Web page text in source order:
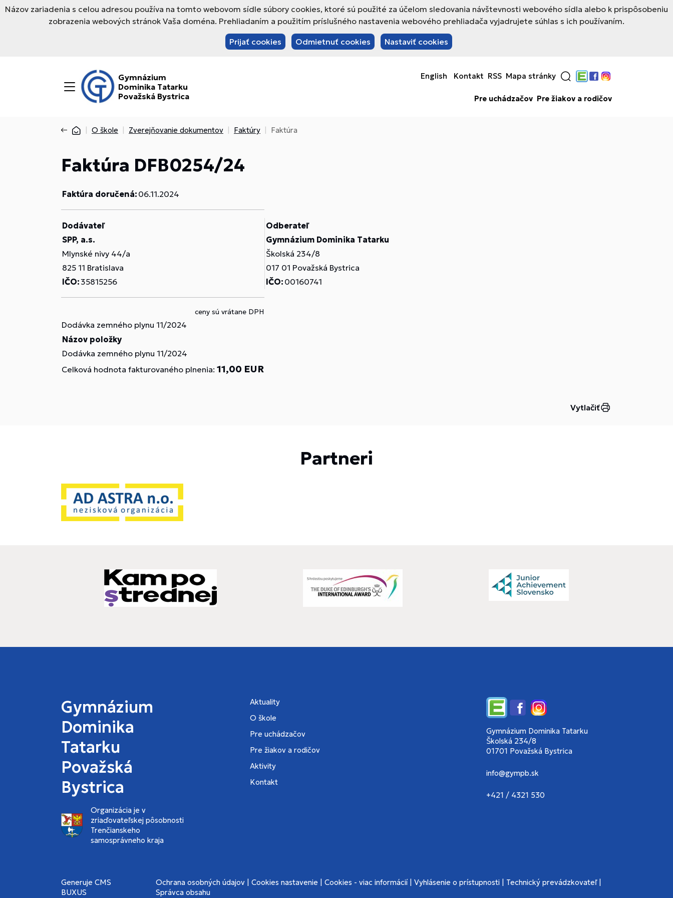
Názov zariadenia s celou adresou používa na tomto webovom sídle súbory cookies, ktoré sú použité za účelom sledovania návštevnosti webového sídla alebo k prispôsobeniu
zobrazenia webových stránok Vaša doména. Prehliadaním a použitím príslušného nastavenia webového prehliadača vyjadrujete súhlas s ich používaním.
Prijať cookies Odmietnuť cookies Nastaviť cookies
Gymnázium
Dominika Tatarku
Považská Bystrica
English Kontakt RSS Mapa stránky
Edupage
Facebook
Instagram
Pre uchádzačov Pre žiakov a rodičov
O škole Zverejňovanie dokumentov Faktúry Faktúra
Faktúra DFB0254/24
Faktúra doručená: 06.11.2024
Dodávateľ
SPP, a.s.
Mlynské nivy 44/a
825 11 Bratislava
IČO: 35815256
Odberateľ
Gymnázium Dominika Tatarku
Školská 234/8
017 01 Považská Bystrica
IČO: 00160741
ceny sú vrátane DPH
Dodávka zemného plynu 11/2024
Názov položky
Dodávka zemného plynu 11/2024
Celková hodnota fakturovaného plnenia: 11,00 EUR
Vytlačiť
Partneri
Gymnázium
Dominika
Tatarku
Považská
Bystrica
Organizácia je v
zriaďovateľskej pôsobnosti
Trenčianskeho
samosprávneho kraja
Aktuality
O škole
Pre uchádzačov
Pre žiakov a rodičov
Aktivity
Kontakt
EdupageFacebookInstagram
Gymnázium Dominika Tatarku
Školská 234/8
01701 Považská Bystrica
info@gympb.sk
+421 / 4321 530
Generuje CMS
BUXUS
Ochrana osobných údajov| Cookies nastavenie| Cookies - viac informácií| Vyhlásenie o prístupnosti| Technický prevádzkovateľ|
Správca obsahu